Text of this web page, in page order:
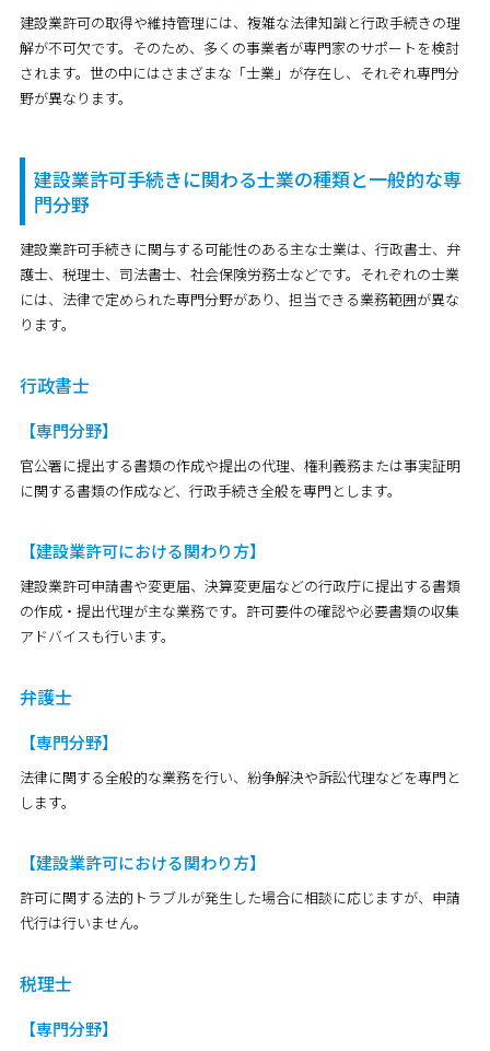
建設業許可の取得や維持管理には、複雑な法律知識と行政手続きの理
解が不可欠です。そのため、多くの事業者が専門家のサポートを検討
されます。世の中にはさまざまな「士業」が存在し、それぞれ専門分
野が異なります。
建設業許可手続きに関わる士業の種類と一般的な専
門分野
建設業許可手続きに関与する可能性のある主な士業は、行政書士、弁
護士、税理士、司法書士、社会保険労務士などです。それぞれの士業
には、法律で定められた専門分野があり、担当できる業務範囲が異な
ります。
行政書士
【専門分野】
官公署に提出する書類の作成や提出の代理、権利義務または事実証明
に関する書類の作成など、行政手続き全般を専門とします。
【建設業許可における関わり方】
建設業許可申請書や変更届、決算変更届などの行政庁に提出する書類
の作成・提出代理が主な業務です。許可要件の確認や必要書類の収集
アドバイスも行います。
弁護士
【専門分野】
法律に関する全般的な業務を行い、紛争解決や訴訟代理などを専門と
します。
【建設業許可における関わり方】
許可に関する法的トラブルが発生した場合に相談に応じますが、申請
代行は行いません。
税理士
【専門分野】